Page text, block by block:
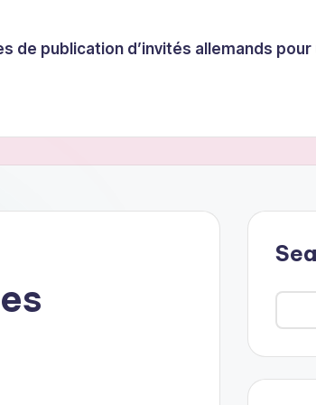
de publication d’invités allemands